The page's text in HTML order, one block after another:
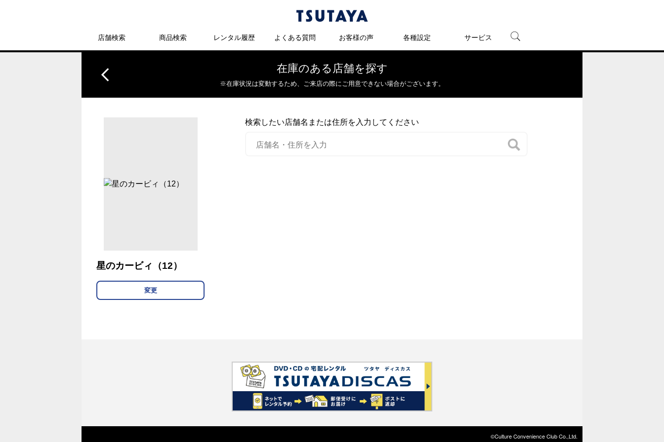
店舗検索 商品検索 レンタル履歴 よくある質問 お客様の声 各種設定 サービス
在庫のある店舗を探す
※在庫状況は変動するため、 ご来店の際にご用意できない場合がございます。
星のカービィ（12）
変更
検索したい店舗名または住所を入力してください
©Culture Convenience Club Co.,Ltd.